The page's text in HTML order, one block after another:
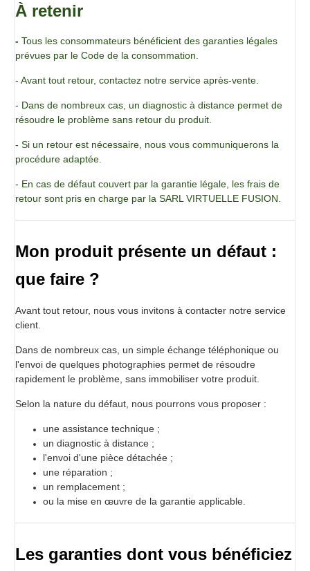
À retenir
- Tous les consommateurs bénéficient des garanties légales
prévues par le Code de la consommation.
- Avant tout retour, contactez notre service après-vente.
- Dans de nombreux cas, un diagnostic à distance permet de
résoudre le problème sans retour du produit.
- Si un retour est nécessaire, nous vous communiquerons la
procédure adaptée.
- En cas de défaut couvert par la garantie légale, les frais de
retour sont pris en charge par la SARL VIRTUELLE FUSION.
Mon produit présente un défaut :
que faire ?
Avant tout retour, nous vous invitons à contacter notre service
client.
Dans de nombreux cas, un simple échange téléphonique ou
l'envoi de quelques photographies permet de résoudre
rapidement le problème, sans immobiliser votre produit.
Selon la nature du défaut, nous pourrons vous proposer :
une assistance technique ;
un diagnostic à distance ;
l'envoi d'une pièce détachée ;
une réparation ;
un remplacement ;
ou la mise en œuvre de la garantie applicable.
Les garanties dont vous bénéficiez